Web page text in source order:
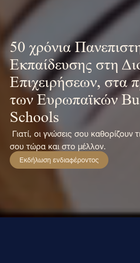
50 χρόνια
Εκπαίδευσης στη
Επιχειρήσεων, στα
των Ευρωπαϊκών
Schools
Γιατί, οι γνώσεις σου καθορίζουν
σου τώρα και στο μέλλον.
Εκδήλωση ενδιαφέροντος